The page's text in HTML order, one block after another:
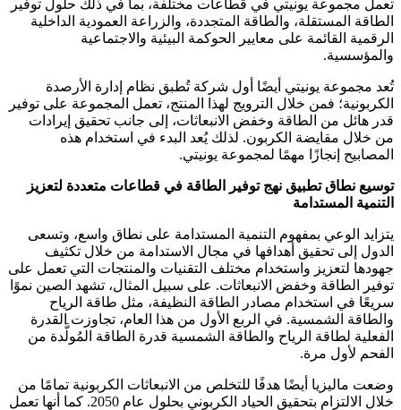
تعمل مجموعة يونيتي في قطاعات مختلفة، بما في ذلك حلول توفير
الطاقة المستقلة، والطاقة المتجددة، والزراعة العمودية الداخلية
الرقمية القائمة على معايير الحوكمة البيئية والاجتماعية
والمؤسسية.
تُعد مجموعة يونيتي أيضًا أول شركة تُطبق نظام إدارة الأرصدة
الكربونية؛ فمن خلال الترويج لهذا المنتج، تعمل المجموعة على توفير
قدر هائل من الطاقة وخفض الانبعاثات، إلى جانب تحقيق إيرادات
من خلال مقايضة الكربون. لذلك يُعد البدء في استخدام هذه
المصابيح إنجازًا مهمًا لمجموعة يونيتي.
توسيع نطاق تطبيق نهج توفير الطاقة في قطاعات متعددة لتعزيز
التنمية المستدامة
يتزايد الوعي بمفهوم التنمية المستدامة على نطاق واسع، وتسعى
الدول إلى تحقيق أهدافها في مجال الاستدامة من خلال تكثيف
جهودها لتعزيز واستخدام مختلف التقنيات والمنتجات التي تعمل على
توفير الطاقة وخفض الانبعاثات. على سبيل المثال، تشهد الصين نموًا
سريعًا في استخدام مصادر الطاقة النظيفة، مثل طاقة الرياح
والطاقة الشمسية. في الربع الأول من هذا العام، تجاوزت القدرة
الفعلية لطاقة الرياح والطاقة الشمسية قدرة الطاقة المُولَّدة من
الفحم لأول مرة.
وضعت ماليزيا أيضًا هدفًا للتخلص من الانبعاثات الكربونية تمامًا من
خلال الالتزام بتحقيق الحياد الكربوني بحلول عام 2050. كما أنها تعمل